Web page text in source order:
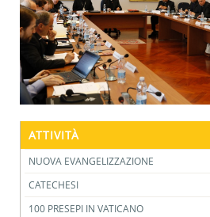
ATTIVITÀ
NUOVA EVANGELIZZAZIONE
CATECHESI
100 PRESEPI IN VATICANO